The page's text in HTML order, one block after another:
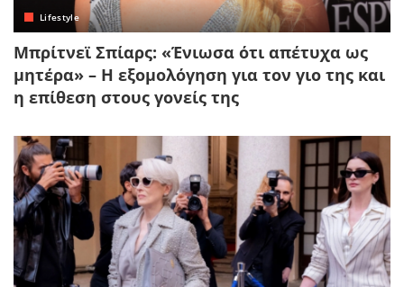
Lifestyle
Μπρίτνεϊ Σπίαρς: «Ένιωσα ότι απέτυχα ως
μητέρα» – Η εξομολόγηση για τον γιο της και
η επίθεση στους γονείς της